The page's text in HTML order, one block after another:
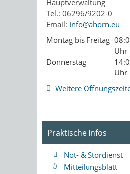
Hauptverwaltung
Tel.: 06296/9202-0
Email: Info@ahorn.eu
Montag bis Freitag
Uhr
Donnerstag
Uhr
Weitere
Praktische Infos
Not- & Stördienst
Mitteilungsblatt